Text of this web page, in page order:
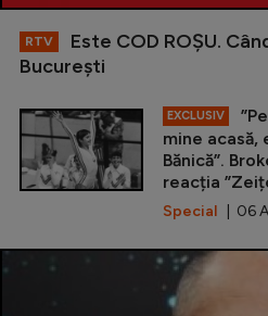
RTV
Este COD ROŞU.
Bucureşti
EXCLUSIV
mine acasă,
Bănică”.
reacția
Special | 06